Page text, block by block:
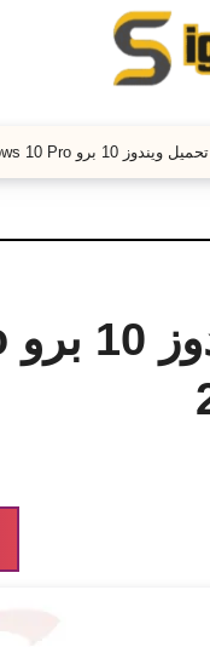
تحميل ويندوز 10 برو Windows 10 Pro النسخة الأصلية مجاناً 2026